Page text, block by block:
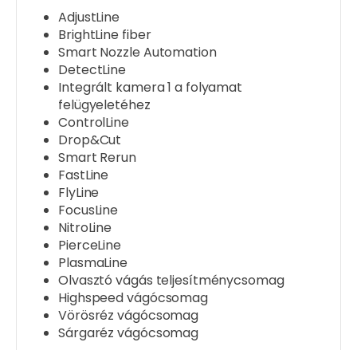
AdjustLine
BrightLine fiber
Smart Nozzle Automation
DetectLine
Integrált kamera 1 a folyamat
felügyeletéhez
ControlLine
Drop&Cut
Smart Rerun
FastLine
FlyLine
FocusLine
NitroLine
PierceLine
PlasmaLine
Olvasztó vágás teljesítménycsomag
Highspeed vágócsomag
Vörösréz vágócsomag
Sárgaréz vágócsomag